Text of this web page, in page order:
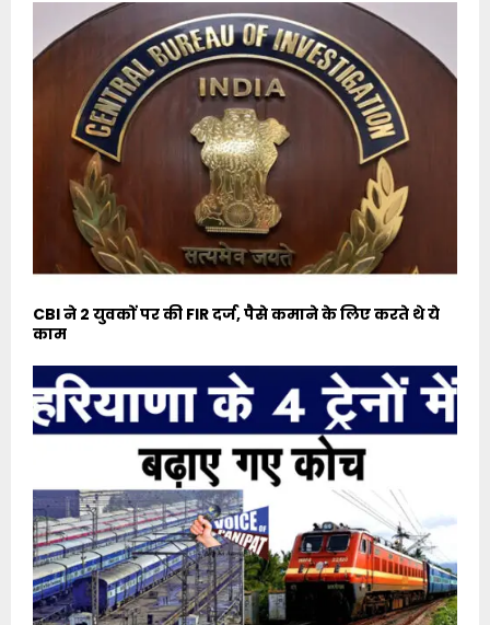
CBI ने 2 युवकों पर की FIR दर्ज, पैसे कमाने के लिए करते थे ये
काम